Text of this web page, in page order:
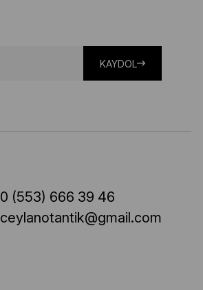
KAYDOL
0 (553) 666 39 46
ceylanotantik@gmail.com